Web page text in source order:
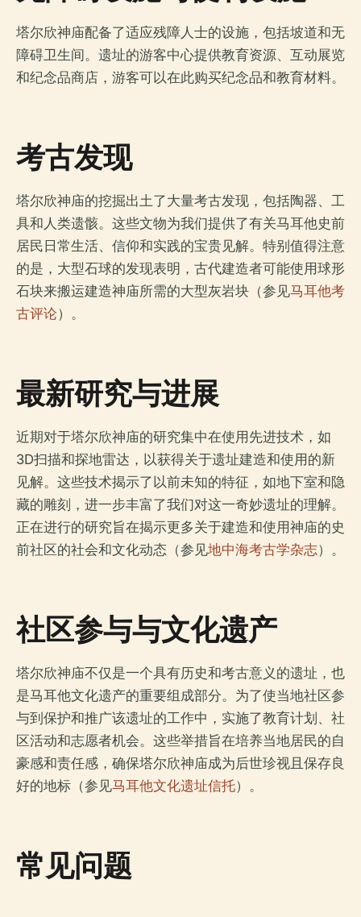
塔尔欣神庙配备了适应残障人士的设施，包括坡道和无
障碍卫生间。遗址的游客中心提供教育资源、互动展览
和纪念品商店，游客可以在此购买纪念品和教育材料。
考古发现
塔尔欣神庙的挖掘出土了大量考古发现，包括陶器、工
具和人类遗骸。这些文物为我们提供了有关马耳他史前
居民日常生活、信仰和实践的宝贵见解。特别值得注意
的是，大型石球的发现表明，古代建造者可能使用球形
石块来搬运建造神庙所需的大型灰岩块（参见马耳他考
古评论）。
最新研究与进展
近期对于塔尔欣神庙的研究集中在使用先进技术，如
3D扫描和探地雷达，以获得关于遗址建造和使用的新
见解。这些技术揭示了以前未知的特征，如地下室和隐
藏的雕刻，进一步丰富了我们对这一奇妙遗址的理解。
正在进行的研究旨在揭示更多关于建造和使用神庙的史
前社区的社会和文化动态（参见地中海考古学杂志）。
社区参与与文化遗产
塔尔欣神庙不仅是一个具有历史和考古意义的遗址，也
是马耳他文化遗产的重要组成部分。为了使当地社区参
与到保护和推广该遗址的工作中，实施了教育计划、社
区活动和志愿者机会。这些举措旨在培养当地居民的自
豪感和责任感，确保塔尔欣神庙成为后世珍视且保存良
好的地标（参见马耳他文化遗址信托）。
常见问题